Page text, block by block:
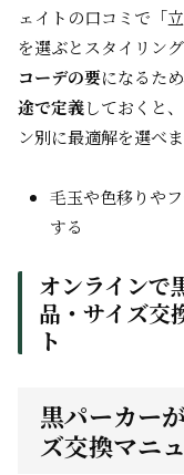
ェイトの口コミで「
を選ぶとスタイリン
コーデの要になるた
途で定義しておくと
ン別に最適解を選べま
毛玉や色移りや
する
オンラインで
品・サイズ交
ト
黒パーカー
ズ交換マニ